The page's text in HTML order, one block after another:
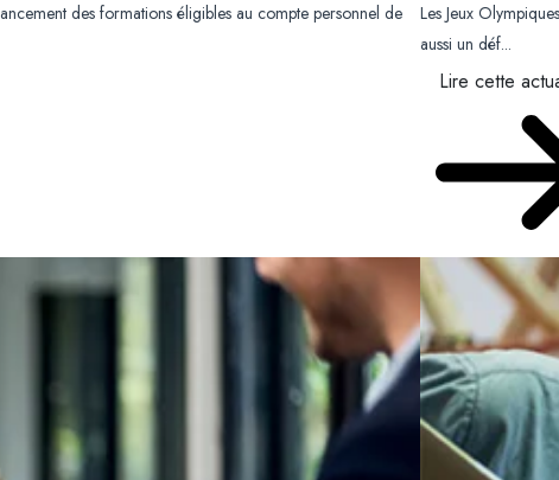
des formations éligibles au compte personnel de
Les Jeux
aussi un déf...
Lire cette